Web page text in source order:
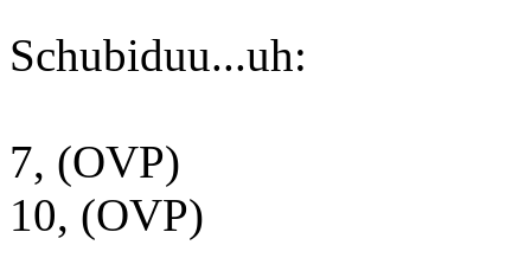
Schubiduu...uh:
7, (OVP)
10, (OVP)